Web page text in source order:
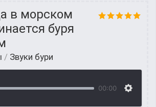
в морском
буря
/ Звуки бури
00:00